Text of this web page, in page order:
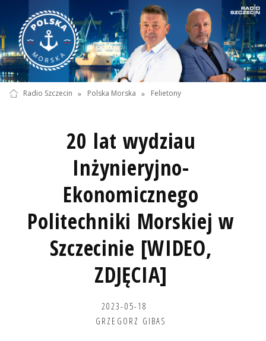
Radio Szczecin » Polska Morska » Felietony
20 lat wydziau
Inżynieryjno-
Ekonomicznego
Politechniki Morskiej w
Szczecinie [WIDEO,
ZDJĘCIA]
2023-05-18
GRZEGORZ GIBAS